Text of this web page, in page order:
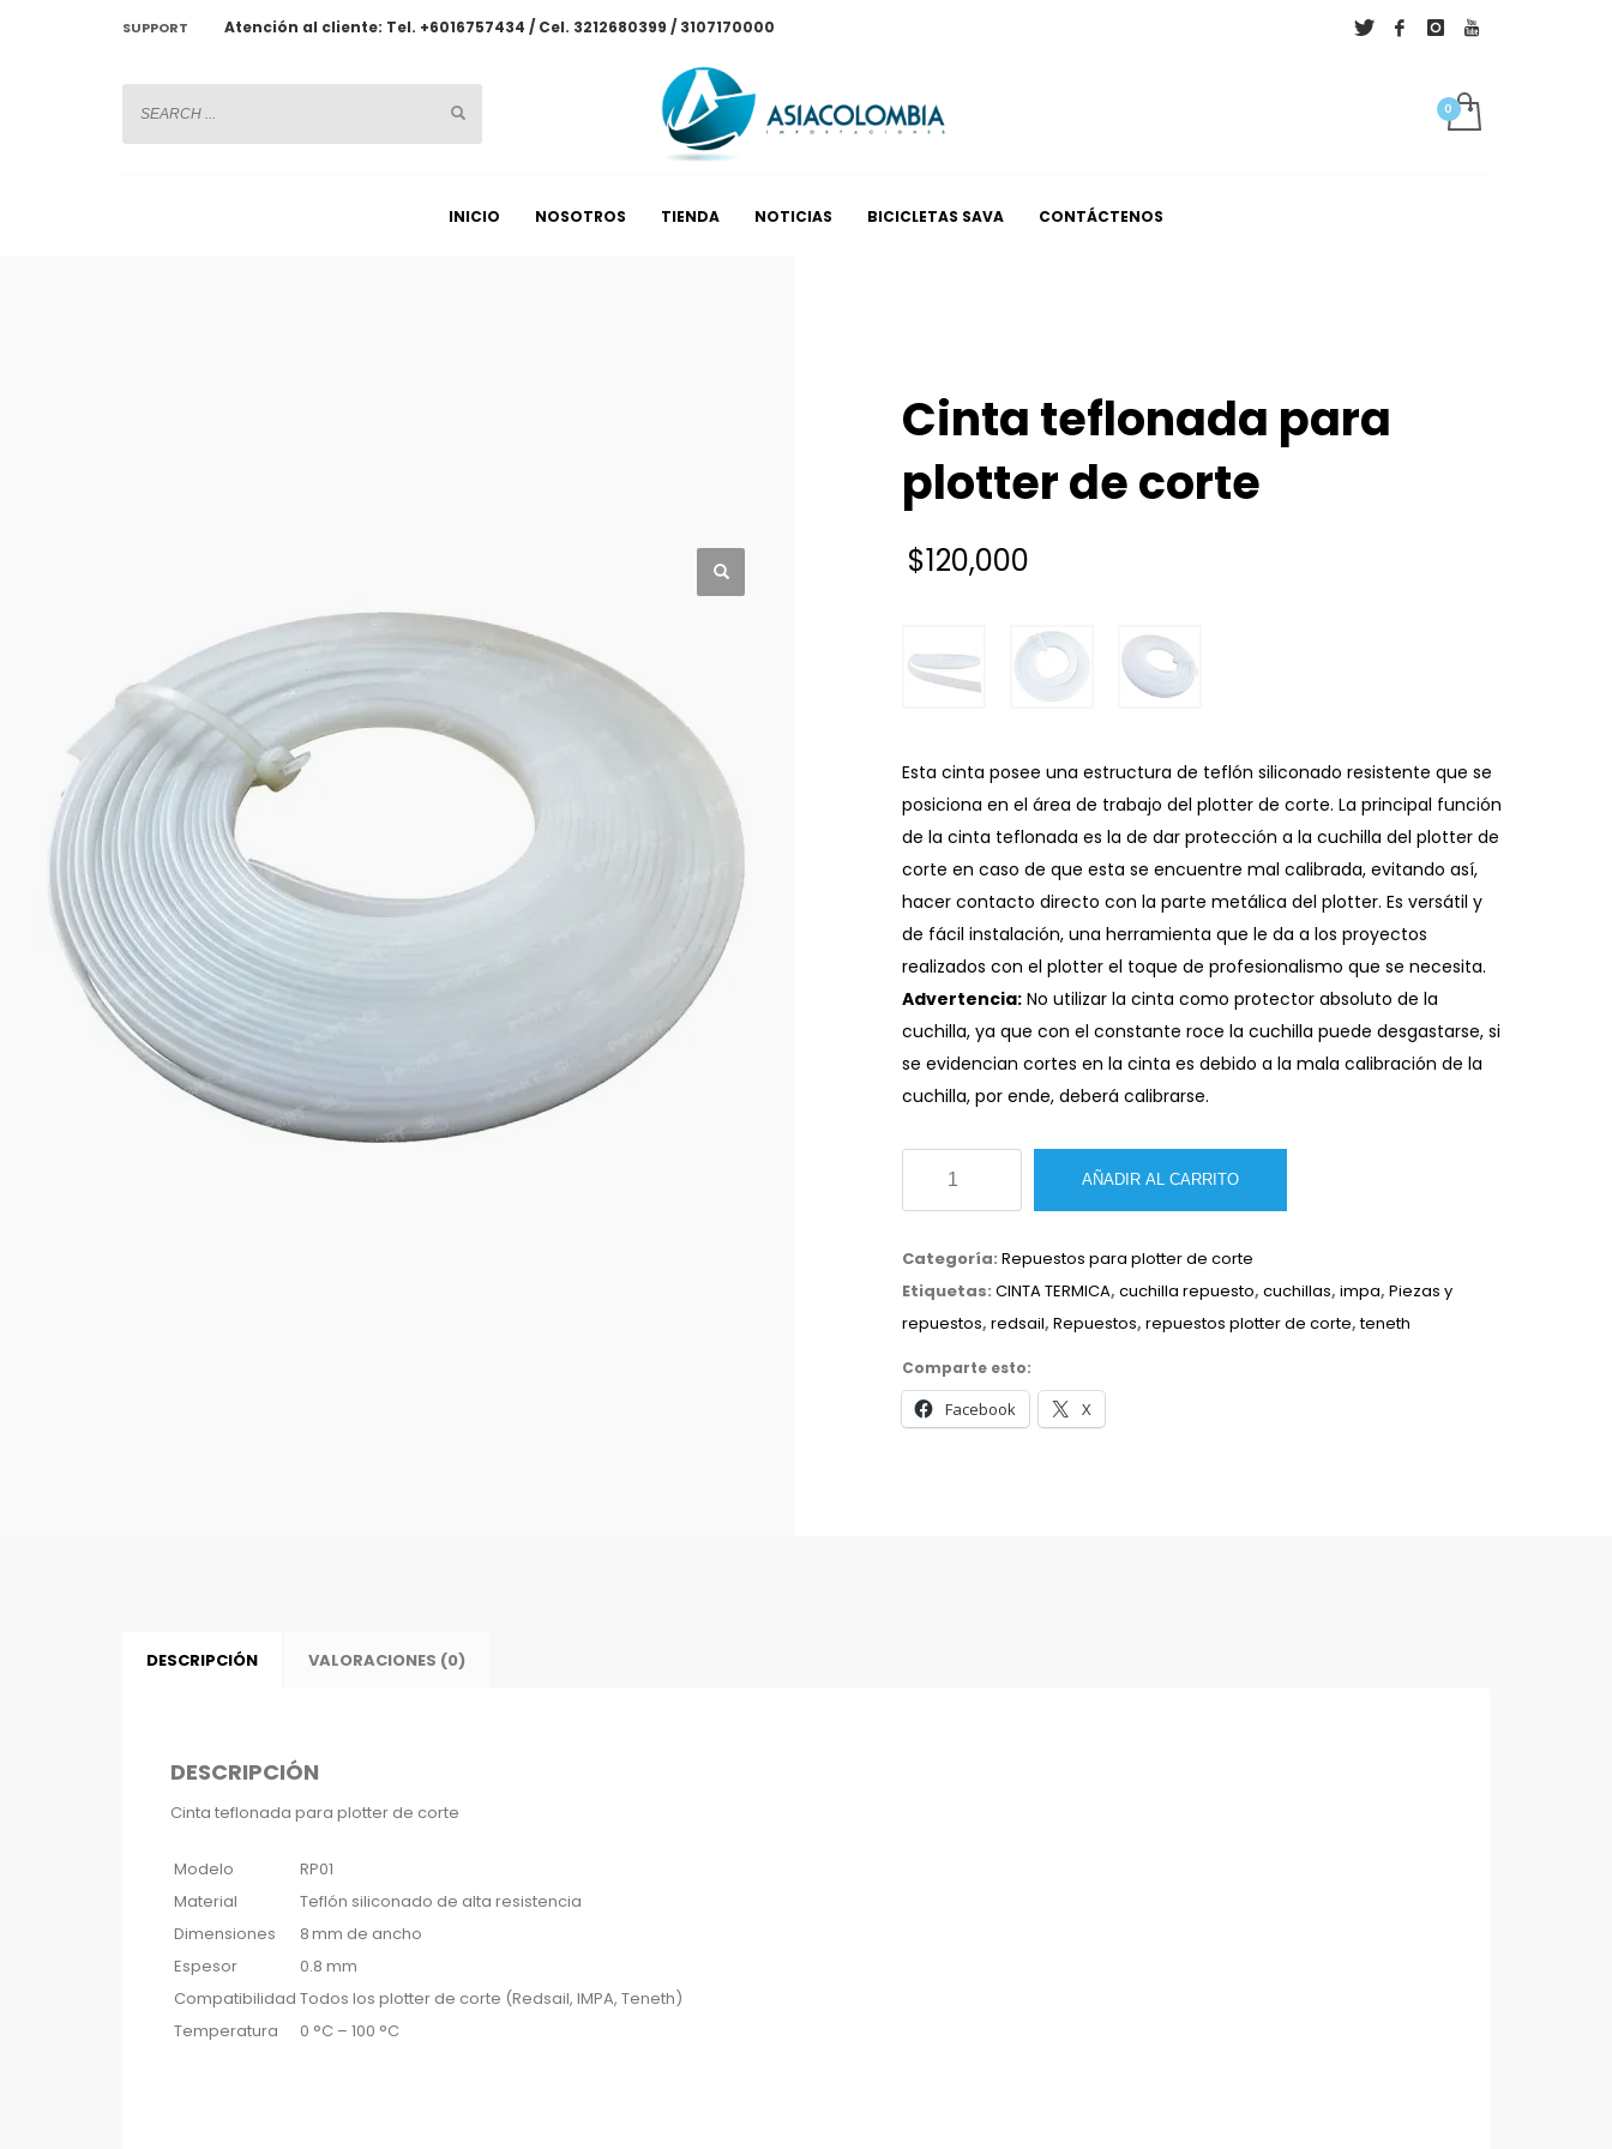
SUPPORT Atención al cliente: Tel. +6016757434 / Cel. 3212680399 / 3107170000
INICIO NOSOTROS TIENDA NOTICIAS BICICLETAS SAVA CONTÁCTENOS
Cinta teflonada para
plotter de corte
$120,000
Esta cinta posee una estructura de teflón siliconado resistente que se
posiciona en el área de trabajo del plotter de corte. La principal función
de la cinta teflonada es la de dar protección a la cuchilla del plotter de
corte en caso de que esta se encuentre mal calibrada, evitando así,
hacer contacto directo con la parte metálica del plotter. Es versátil y
de fácil instalación, una herramienta que le da a los proyectos
realizados con el plotter el toque de profesionalismo que se necesita.
Advertencia: No utilizar la cinta como protector absoluto de la
cuchilla, ya que con el constante roce la cuchilla puede desgastarse, si
se evidencian cortes en la cinta es debido a la mala calibración de la
cuchilla, por ende, deberá calibrarse.
plotter
de
corte
cantidad
AÑADIR AL CARRITO
Categoría: Repuestos para plotter de corte
Etiquetas: CINTA TERMICA, cuchilla repuesto, cuchillas, impa, Piezas y
repuestos, redsail, Repuestos, repuestos plotter de corte,teneth
Comparte esto:
Facebook X
DESCRIPCIÓN VALORACIONES (0)
DESCRIPCIÓN
Cinta teflonada para plotter de corte
Modelo
RP01
Material
Teflón siliconado de alta resistencia
Dimensiones
8 mm de ancho
Espesor
0.8 mm
Compatibilidad Todos los plotter de corte (Redsail, IMPA, Teneth)
Temperatura
0 °C – 100 °C